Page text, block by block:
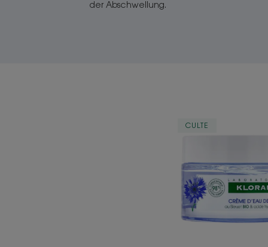
der Abschwellung.
CULTE